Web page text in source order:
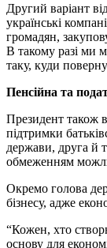
Другий варіант
українські
громадян,
В такому разі ми
таку, куди
Пенсійна та
Президент також
підтримки
держави, друга й
обмеженням
Окремо голова
бізнесу, адже
“Кожен, хто
основу для